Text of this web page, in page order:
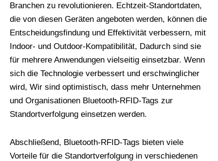
Branchen zu revolutionieren. Echtzeit-Standortdaten,
die von diesen Geräten angeboten werden, können die
Entscheidungsfindung und Effektivität verbessern, mit
Indoor- und Outdoor-Kompatibilität, Dadurch sind sie
für mehrere Anwendungen vielseitig einsetzbar. Wenn
sich die Technologie verbessert und erschwinglicher
wird, Wir sind optimistisch, dass mehr Unternehmen
und Organisationen Bluetooth-RFID-Tags zur
Standortverfolgung einsetzen werden.
Abschließend, Bluetooth-RFID-Tags bieten viele
Vorteile für die Standortverfolgung in verschiedenen